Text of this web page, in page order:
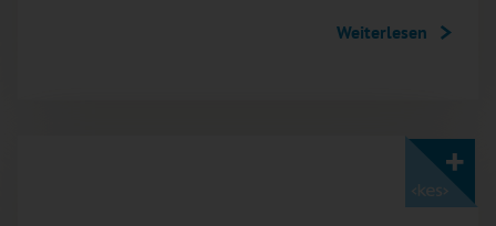
Weiterlesen